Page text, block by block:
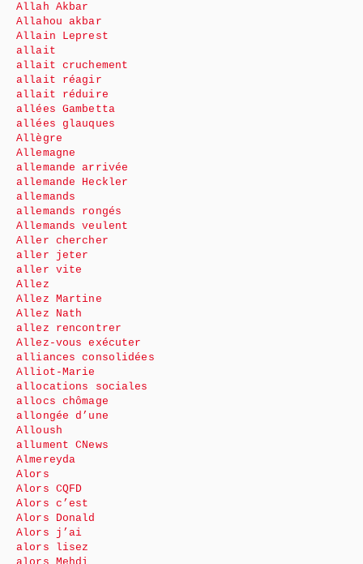
Allah Akbar
Allahou akbar
Allain Leprest
allait
allait cruchement
allait réagir
allait réduire
allées Gambetta
allées glauques
Allègre
Allemagne
allemande arrivée
allemande Heckler
allemands
allemands rongés
Allemands veulent
Aller chercher
aller jeter
aller vite
Allez
Allez Martine
Allez Nath
allez rencontrer
Allez-vous exécuter
alliances consolidées
Alliot-Marie
allocations sociales
allocs chômage
allongée d’une
Alloush
allument CNews
Almereyda
Alors
Alors CQFD
Alors c’est
Alors Donald
Alors j’ai
alors lisez